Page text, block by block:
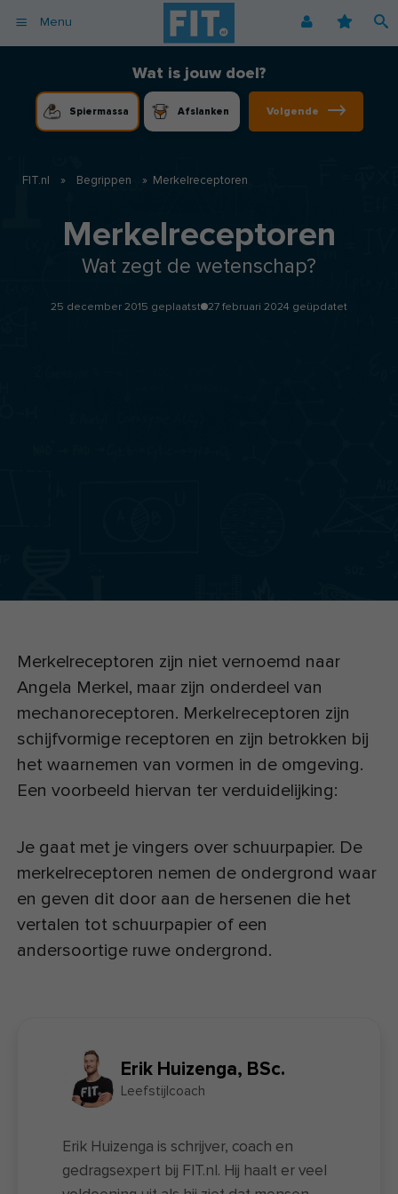
Menu
Cardio
Herstel
Mindset
Spiermassa
Voedingssupplementen
Voedingsschema
Fitnessschema
Podcast voor professionals
Vegetarische recepten
Vegan recepten
Coaching
Vacatures
Nieuwsbrief
Wat is jouw doel?
Spiermassa Afslanken Volgende
FIT.nl » Begrippen » Merkelreceptoren
Merkelreceptoren
Wat zegt de wetenschap?
25 december 2015 geplaatst 27 februari 2024 geüpdatet
Merkelreceptoren zijn niet vernoemd naar
Angela Merkel, maar zijn onderdeel van
mechanoreceptoren. Merkelreceptoren zijn
schijfvormige receptoren en zijn betrokken bij
het waarnemen van vormen in de omgeving.
Een voorbeeld hiervan ter verduidelijking:
Je gaat met je vingers over schuurpapier. De
merkelreceptoren nemen de ondergrond waar
en geven dit door aan de hersenen die het
vertalen tot schuurpapier of een
andersoortige ruwe ondergrond.
Erik Huizenga, BSc.
Leefstijlcoach
Erik Huizenga is schrijver, coach en
gedragsexpert bij FIT.nl. Hij haalt er veel